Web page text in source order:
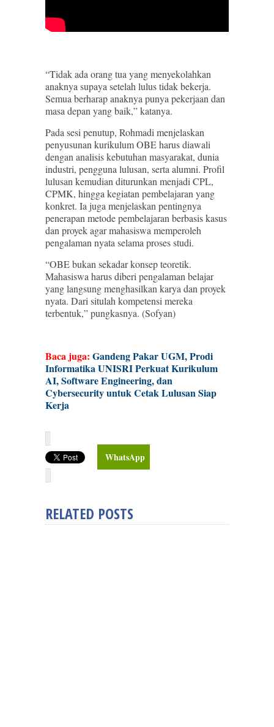
“Tidak ada orang tua yang menyekolahkan
anaknya supaya setelah lulus tidak bekerja.
Semua berharap anaknya punya pekerjaan dan
masa depan yang baik,” katanya.
Pada sesi penutup, Rohmadi menjelaskan
penyusunan kurikulum OBE harus diawali
dengan analisis kebutuhan masyarakat, dunia
industri, pengguna lulusan, serta alumni. Profil
lulusan kemudian diturunkan menjadi CPL,
CPMK, hingga kegiatan pembelajaran yang
konkret. Ia juga menjelaskan pentingnya
penerapan metode pembelajaran berbasis kasus
dan proyek agar mahasiswa memperoleh
pengalaman nyata selama proses studi.
“OBE bukan sekadar konsep teoretik.
Mahasiswa harus diberi pengalaman belajar
yang langsung menghasilkan karya dan proyek
nyata. Dari situlah kompetensi mereka
terbentuk,” pungkasnya. (Sofyan)
Baca juga: Gandeng Pakar UGM, Prodi
Informatika UNISRI Perkuat Kurikulum
AI, Software Engineering, dan
Cybersecurity untuk Cetak Lulusan Siap
Kerja
WhatsApp
RELATED POSTS